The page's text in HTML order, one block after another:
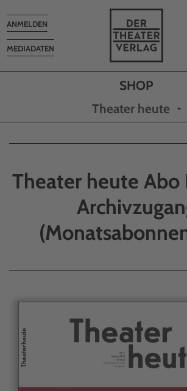
MEDIADATEN
Toggle
navigation
ANMELDEN
Theater heute
Theater heute Abo